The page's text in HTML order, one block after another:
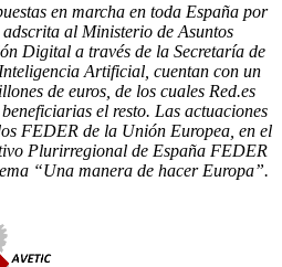
en marcha en toda España por
al Ministerio de Asuntos
Digital a través de la Secretaría de
Artificial, cuentan con un
de euros, de los cuales Red.es
el resto. Las actuaciones
FEDER de la Unión Europea, en el
Plurirregional de España FEDER
“Una manera de hacer Europa”.